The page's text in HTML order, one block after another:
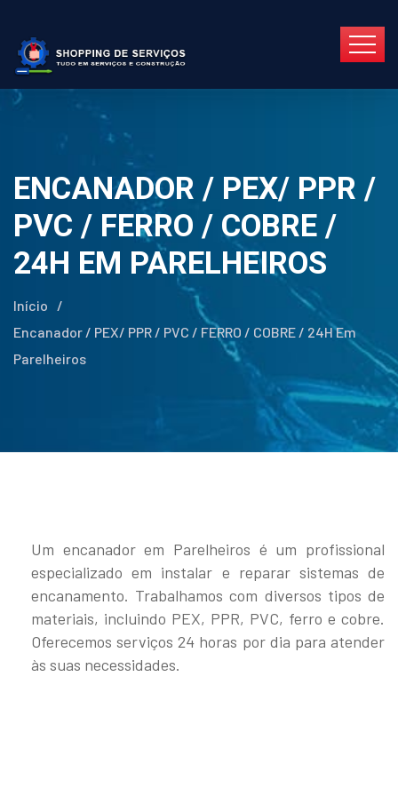
ENCANADOR / PEX/ PPR /
PVC / FERRO / COBRE /
24H EM PARELHEIROS
Início
/
Encanador / PEX/ PPR / PVC / FERRO / COBRE / 24H Em
Parelheiros
Um encanador em Parelheiros é um profissional
especializado em instalar e reparar sistemas de
encanamento. Trabalhamos com diversos tipos de
materiais, incluindo PEX, PPR, PVC, ferro e cobre.
Oferecemos serviços 24 horas por dia para atender
às suas necessidades.